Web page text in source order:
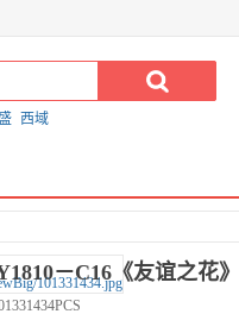
西域
－C16《友谊之花